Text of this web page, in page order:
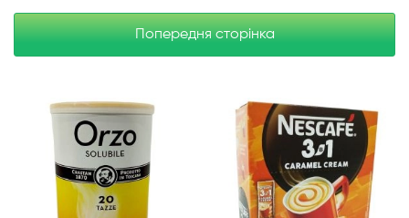
Попередня сторінка